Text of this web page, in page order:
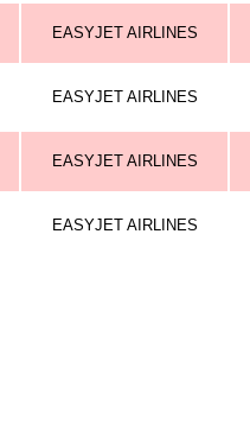
EASYJET AIRLINES
EASYJET AIRLINES
EASYJET AIRLINES
EASYJET AIRLINES